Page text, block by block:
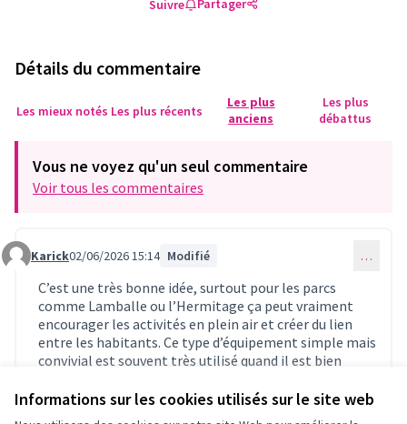
Informations sur les cookies utilisés sur le site web
Suivre Partager
Détails du commentaire
Les mieux notés Les plus récents
Les plus
anciens
Les plus
débattus
Vous ne voyez qu'un seul commentaire
Voir tous les commentaires
Commentaire 1659
Karick02/06/2026 15:14 Modifié …
C’est une très bonne idée, surtout pour les parcs
comme Lamballe ou l’Hermitage ça peut vraiment
encourager les activités en plein air et créer du lien
entre les habitants. Ce type d’équipement simple mais
convivial est souvent très utilisé quand il est bien
aiment aussi suivre le sport ou les activités de loisir
depuis leur téléphone, il existe des applis mobiles